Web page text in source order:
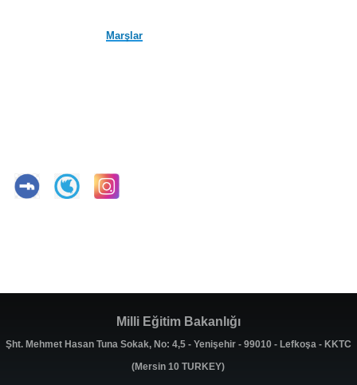
Marşlar
Milli Eğitim Bakanlığı
Şht. Mehmet Hasan Tuna Sokak, No: 4,5 - Yenişehir - 99010 - Lefkoşa - KKTC
(Mersin 10 TURKEY)